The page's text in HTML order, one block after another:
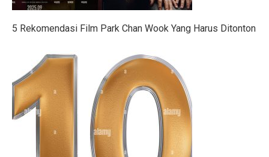
20 Jawaban Ekonomi Kelas 11 Halaman 30 Bab 2:
223 Aktivis Internasional Ditahan Israel di Jalur Gaza
Mengapa Suku Bunga Jadi Petunjuk Utama Investor
DPR Tetapkan RUU Kepariwisataan Jadi UU
5 Rekomendasi Film Park Chan Wook Yang Harus Ditonton